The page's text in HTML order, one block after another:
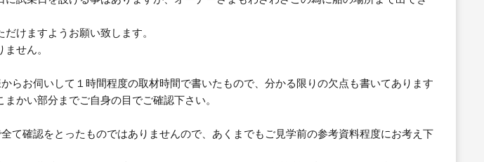
けますようお願い致します。
せん。
らお伺いして１時間程度の取材時間で書いたもので、分かる限りの欠点も書いてあります
かい部分までご自身の目でご確認下さい。
て確認をとったものではありませんので、あくまでもご見学前の参考資料程度にお考え下